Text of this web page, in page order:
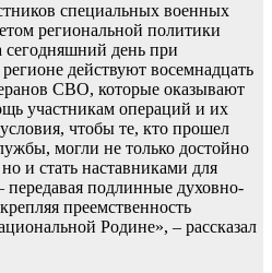
специальных военных
региональной политики
день при
действуют восемнадцать
СВО, которые оказывают
участникам операций и их
чтобы те, кто прошел
могли не только достойно
и стать наставниками для
передавая подлинные духовно-
преемственность
Родине», – рассказал